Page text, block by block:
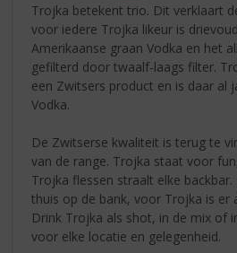
Trojka betekent trio. Dit verklaart
voor iedere Trojka likeur is
Amerikaanse graan Vodka en het
gefilterd door twaalf-laags filter.
een Zwitsers product en is daar al
Vodka.
De Zwitserse kwaliteit is terug te
van de range. Trojka staat voor
Trojka flessen straalt elke
thuis op de bank, voor Trojka is er
Drink Trojka als shot, in de mix of
voor elke locatie en gelegenheid.